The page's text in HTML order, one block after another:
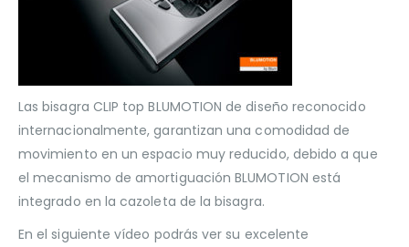
Las bisagra CLIP top BLUMOTION de diseño reconocido
internacionalmente, garantizan una comodidad de
movimiento en un espacio muy reducido, debido a que
el mecanismo de amortiguación BLUMOTION está
integrado en la cazoleta de la bisagra.
En el siguiente vídeo podrás ver su excelente